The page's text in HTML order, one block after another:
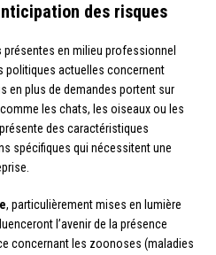
des risques
présentes en milieu professionnel
politiques actuelles concernent
en plus de demandes portent sur
les chats, les oiseaux ou les
des caractéristiques
spécifiques qui nécessitent une
, particulièrement mises en lumière
l’avenir de la présence
concernant les zoonoses (maladies